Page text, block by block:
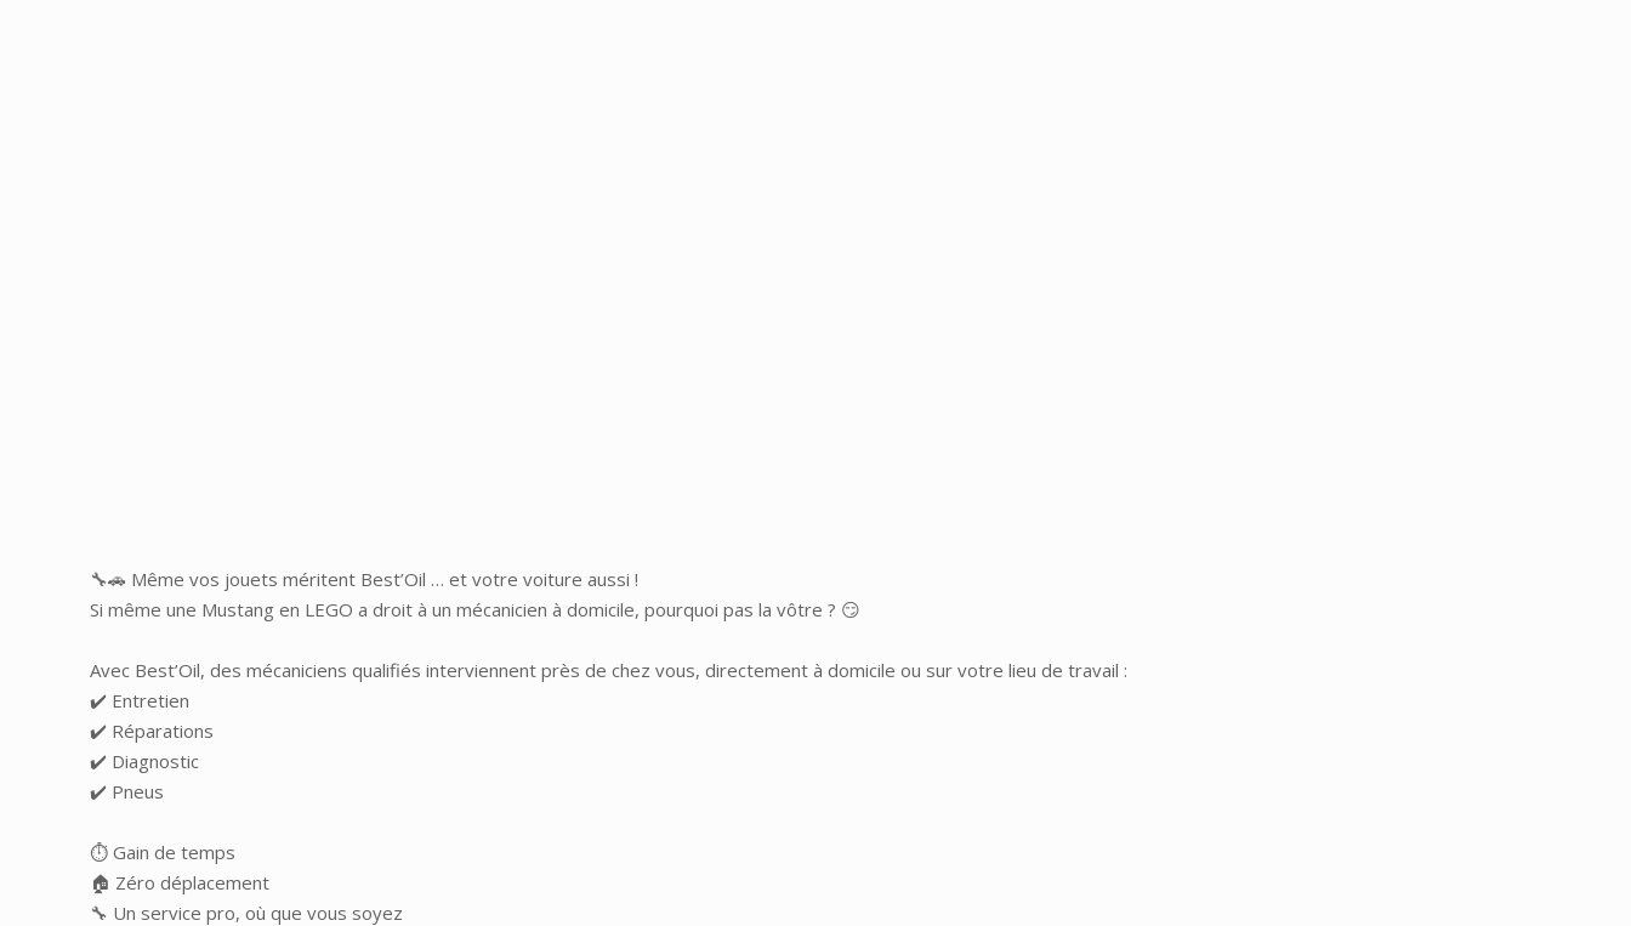
🔧🚗 Même vos jouets méritent Best’Oil … et votre voiture aussi !
Si même une Mustang en LEGO a droit à un mécanicien à domicile, pourquoi pas la vôtre ? 😏
Avec Best’Oil, des mécaniciens qualifiés interviennent près de chez vous, directement à domicile ou sur votre lieu de travail :
✔️ Entretien
✔️ Réparations
✔️ Diagnostic
✔️ Pneus
⏱️ Gain de temps
🏠 Zéro déplacement
🔧 Un service pro, où que vous soyez